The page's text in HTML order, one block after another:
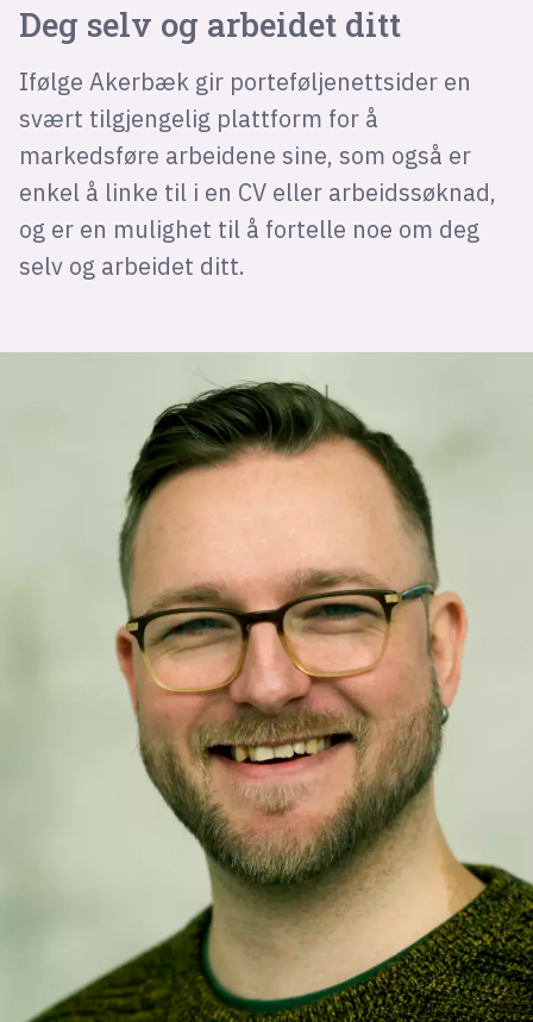
Deg selv og arbeidet ditt
Ifølge Akerbæk gir porteføljenettsider en
svært tilgjengelig plattform for å
markedsføre arbeidene sine, som også er
enkel å linke til i en CV eller arbeidssøknad,
og er en mulighet til å fortelle noe om deg
selv og arbeidet ditt.